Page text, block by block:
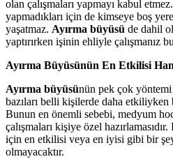
olan çalışmaları yapmayı kabul
yapmadıkları için de kimseye boş
yaşatmaz. Ayırma büyüsü de dahil
yaptırırken işinin ehliyle çalışmanız
Ayırma Büyüsünün En Etkilisi
Ayırma büyüsünün pek çok yöntemi
bazıları belli kişilerde daha etkiliyken
Bunun en önemli sebebi, medyum
çalışmaları kişiye özel
için en etkilisi veya en iyisi gibi bir
olmayacaktır.